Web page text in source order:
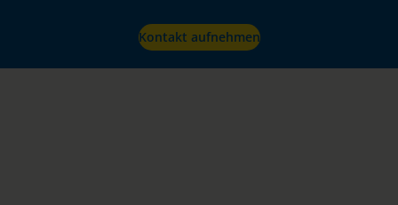
Kontakt aufnehmen